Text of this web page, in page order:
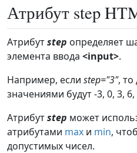
Атрибут step
Атрибутstep определяет
элемента ввода <input>.
Например, если step="3",
значениями будут -3, 0, 3, 6,
Атрибутstep может
атрибутами max и min,
допустимых чисел.